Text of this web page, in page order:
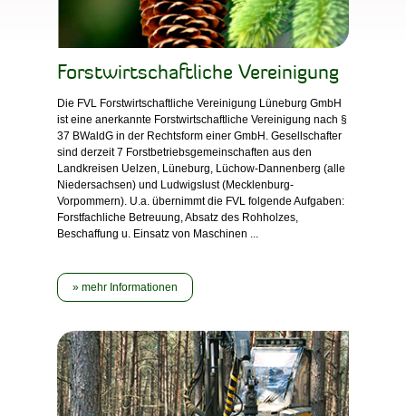
Forstwirtschaftliche Vereinigung
Die FVL Forstwirtschaftliche Vereinigung Lüneburg GmbH
ist eine anerkannte Forstwirtschaftliche Vereinigung nach §
37 BWaldG in der Rechtsform einer GmbH. Gesellschafter
sind derzeit 7 Forstbetriebsgemeinschaften aus den
Landkreisen Uelzen, Lüneburg, Lüchow-Dannenberg (alle
Niedersachsen) und Ludwigslust (Mecklenburg-
Vorpommern). U.a. übernimmt die FVL folgende Aufgaben:
Forstfachliche Betreuung, Absatz des Rohholzes,
Beschaffung u. Einsatz von Maschinen ...
mehr Informationen